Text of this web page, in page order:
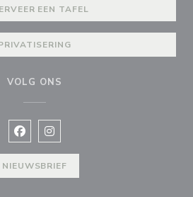
EEN TAFEL
VOLG ONS
Facebook ((opent in een nieuw
Instagram ((opent in een
NIEUWSBRIEF